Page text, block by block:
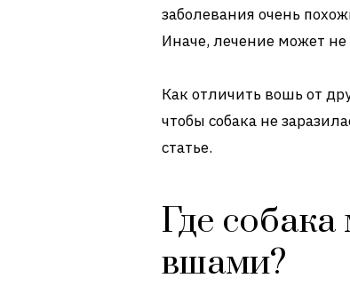
заболевания очень
Иначе, лечение может не
Как отличить вошь от
чтобы собака не
статье.
Где
вшами?